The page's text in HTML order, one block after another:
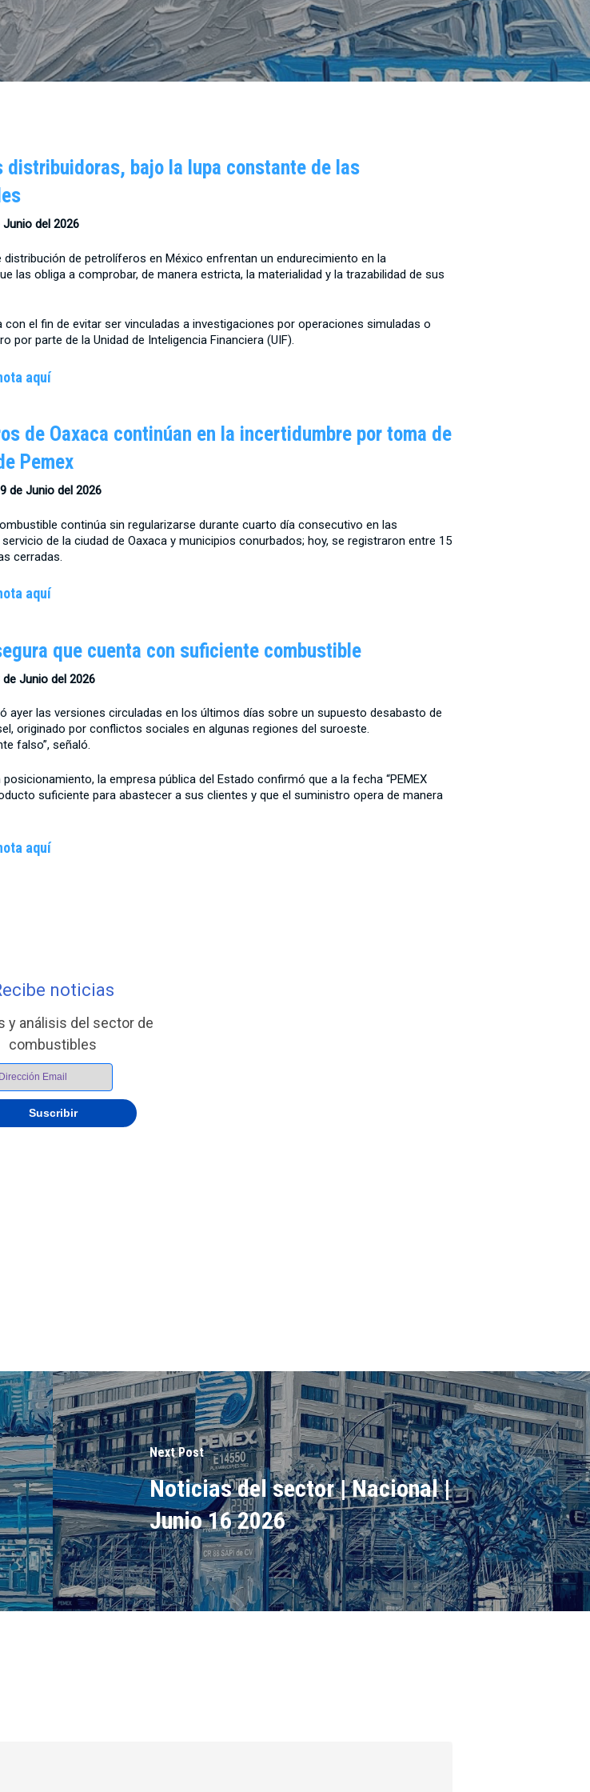
distribuidoras, bajo la lupa constante de las
Junio del 2026
distribución de petrolíferos en México enfrentan un endurecimiento en la
las obliga a comprobar, de manera estricta, la materialidad y la trazabilidad de sus
con el fin de evitar ser vinculadas a investigaciones por operaciones simuladas o
por parte de la Unidad de Inteligencia Financiera (UIF).
aquí
de Oaxaca continúan en la incertidumbre por toma de
Pemex
de Junio del 2026
continúa sin regularizarse durante cuarto día consecutivo en las
de la ciudad de Oaxaca y municipios conurbados; hoy, se registraron entre 15
cerradas.
aquí
que cuenta con suficiente combustible
de Junio del 2026
ayer las versiones circuladas en los últimos días sobre un supuesto desabasto de
originado por conflictos sociales en algunas regiones del suroeste.
falso”, señaló.
la empresa pública del Estado confirmó que a la fecha “PEMEX
suficiente para abastecer a sus clientes y que el suministro opera de manera
aquí
noticias
y análisis del sector de
combustibles
Next Post
Noticias del sector | Nacional |
Junio 16 2026